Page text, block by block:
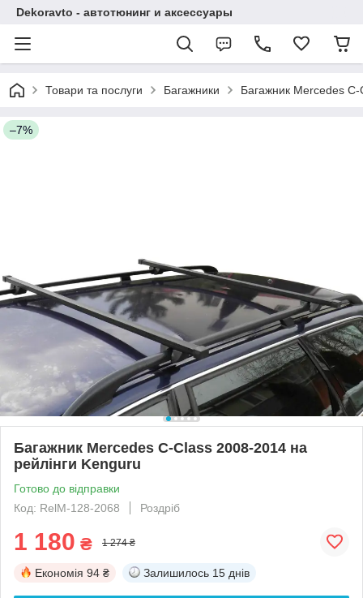
Dekoravto - автотюнинг и аксессуары
Товари та послуги Багажники Багажник Mercedes
–7%
Багажник Mercedes C-Class 2008-2014 на
рейлінги Kenguru
Готово до відправки
Код: RelM-128-2068
Роздріб
1 180 ₴ 1 274 ₴
Економія 94 ₴ Залишилось 15 днів